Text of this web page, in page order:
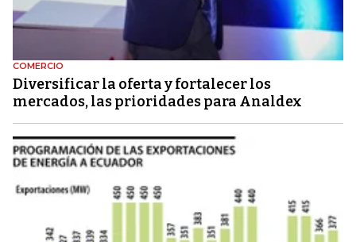
COMERCIO
Diversificar la oferta y fortalecer los
mercados, las prioridades para Analdex